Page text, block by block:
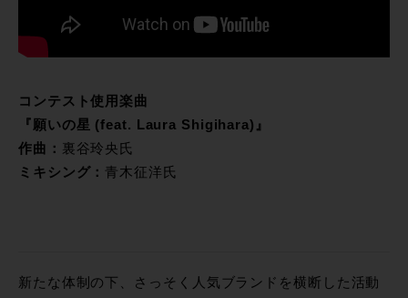
コンテスト使用楽曲
『願いの星 (feat. Laura Shigihara)』
作曲： 裏谷玲央氏
ミキシング： 青木征洋氏
新たな体制の下、さっそく人気ブランドを横断した活動